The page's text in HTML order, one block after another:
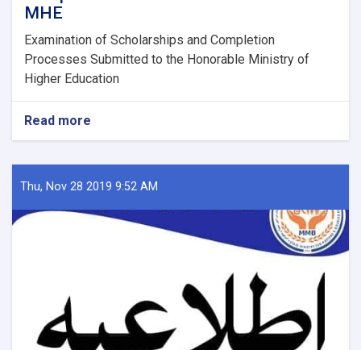
MHE
Examination of Scholarships and Completion
Processes Submitted to the Honorable Ministry of
Higher Education
Read more
Examination
Scholarships
and
Processes
Thu, Nov 28 2019 9:52 AM